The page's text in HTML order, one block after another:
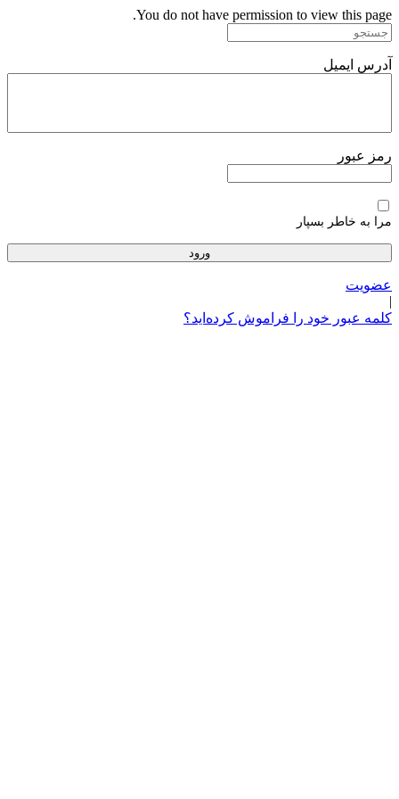
پرش
به
You do not have permission to view this page.
آدرس ایمیل
رمز عبور
مرا به خاطر بسپار
عضویت
|
کلمه عبور خود را فراموش کرده‌اید؟